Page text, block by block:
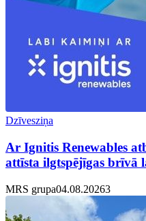
Dzīvesziņa
Ar Ignitis Renewables
attīsta ilgtspējīgas brīvā
MRS grupa04.08.20263